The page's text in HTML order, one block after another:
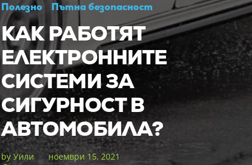
Полезно Пътна безопасност
КАК РАБОТЯТ
ЕЛЕКТРОННИТЕ
СИСТЕМИ ЗА
СИГУРНОСТ В
АВТОМОБИЛА?
by Уили
ноември 15, 2021